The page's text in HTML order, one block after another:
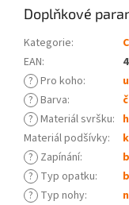
Doplňkové
Kategorie:
EAN:
? Pro koho:
? Barva:
? Materiál svršku:
Materiál podšívky:
? Zapínání:
? Typ opatku:
? Typ nohy: